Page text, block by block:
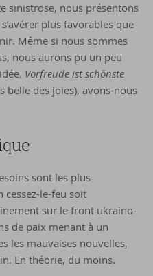
sinistrose, nous présentons
plus favorables que
Même si nous sommes
nous aurons pu un peu
Vorfreude ist schönste
belle des joies), avons-nous
sont les plus
cessez-le-feu soit
sur le front ukraino-
de paix menant à un
les mauvaises nouvelles,
En théorie, du moins.